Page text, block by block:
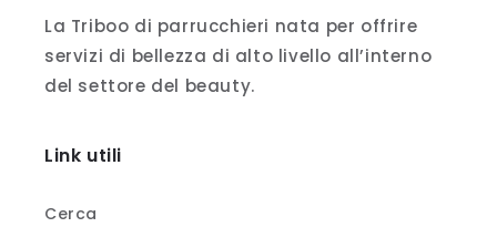
La Triboo di parrucchieri nata per offrire
servizi di bellezza di alto livello all’interno
del settore del beauty.
Link utili
Cerca